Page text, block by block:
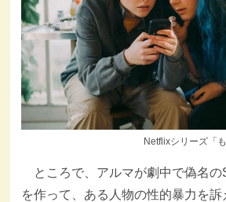
Netflixシリーズ「
ところで、アルマが劇中で偽名の
を作って、ある人物の性的暴力を